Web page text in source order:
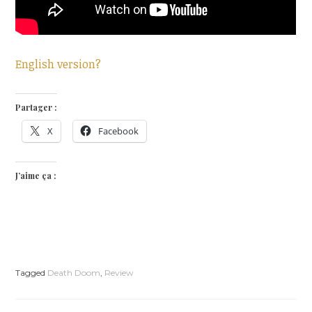
English version?
Partager :
X Facebook
J’aime ça :
Tagged Death Doom Review